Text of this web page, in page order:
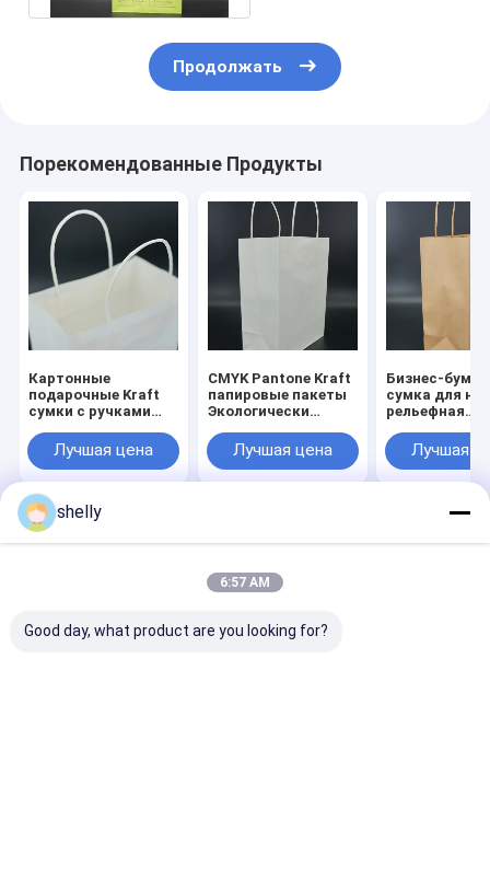
Продолжать
Порекомендованные Продукты
Картонные
подарочные Kraft
сумки с ручками
Лучшая цена
CMYK Pantone Kraft
папировые пакеты
Экологически
пакетыЛучшая цена
Бизнес-
сумка для
рельефная
для
питания
Лучшая
страница
сайта
данные
Site
Карта сайта
Privacy Policy
Reserved.
shelly
6:57 AM
Good day, what product are you looking for?